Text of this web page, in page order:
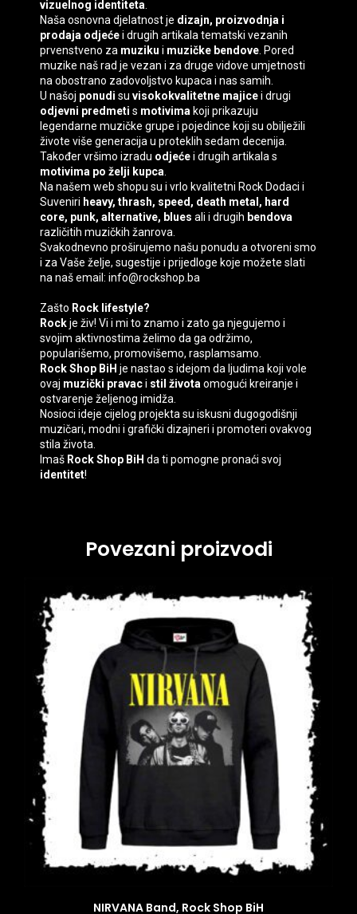
vizuelnog identiteta
Naša osnovna djelatnost je dizajn, proizvodnja i
prodaja odjećei drugih artikala tematski vezanih
prvenstveno za muziku i muzičke bendove . Pored
muzike naš rad je vezan i za druge vidove umjetnosti
na obostrano zadovoljstvo kupaca i nas samih.
U našoj ponudi su visokokvalitetne majicei drugi
odjevni predmeti s motivima koji prikazuju
legendarne muzičke grupe i pojedince koji su obilježili
živote više generacija u proteklih sedam decenija.
Također vršimo izradu odjećei drugih artikala s
motivima po želji kupca
Na našem web shopu su i vrlo kvalitetni Rock Dodaci i
Suveniri heavy, thrash, speed, death metal, hard
core, punk, alternative, blues ali i drugih bendova
različitih muzičkih žanrova.
Svakodnevno proširujemo našu ponudu a otvoreni smo
i za Vaše želje, sugestije i prijedloge koje možete slati
na naš email: info@rockshop.ba
Zašto Rock lifestyle?
Rockje živ! Vi i mi to znamo i zato ga njegujemo i
svojim aktivnostima želimo da ga održimo,
popularišemo, promovišemo, rasplamsamo.
Rock Shop BiH je nastao s idejom da ljudima koji vole
ovaj muzički pravaci stil života omogući kreiranje i
ostvarenje željenog imidža.
Nosioci ideje cijelog projekta su iskusni dugogodišnji
muzičari, modni i grafički dizajneri i promoteri ovakvog
stila života.
Imaš Rock Shop BiH da ti pomogne pronaći svoj
identitet!
Povezani proizvodi
NIRVANA Band, Rock Shop BiH